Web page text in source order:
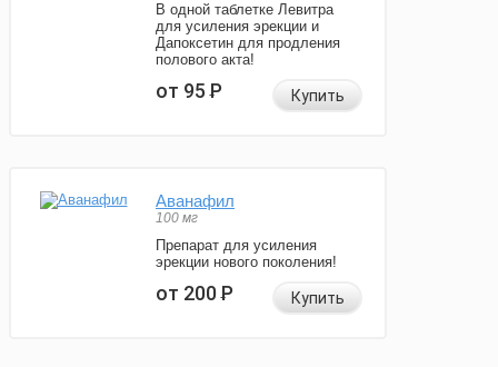
В одной таблетке Левитра
для усиления эрекции и
Дапоксетин для продления
полового акта!
от 95Р Купить
Аванафил
100 мг
Препарат для усиления
эрекции нового поколения!
от 200Р Купить